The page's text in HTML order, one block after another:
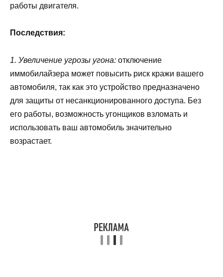
работы двигателя.
Последствия:
1. Увеличение угрозы угона: отключение
иммобилайзера может повысить риск кражи вашего
автомобиля, так как это устройство предназначено
для защиты от несанкционированного доступа. Без
его работы, возможность угонщиков взломать и
использовать ваш автомобиль значительно
возрастает.